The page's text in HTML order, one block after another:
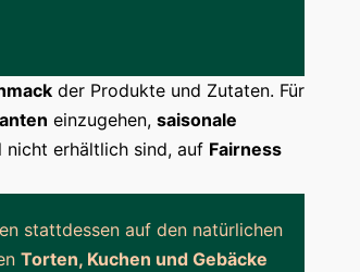
der Produkte und Zutaten. Für
einzugehen, saisonale
nicht erhältlich sind, auf Fairness
stattdessen auf den natürlichen
Torten, Kuchen und Gebäcke